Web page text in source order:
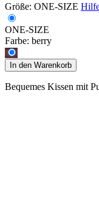
Größe: ONE-SIZE
ONE-SIZE
Farbe: berry
In den Warenkorb
Bequemes Kissen mit